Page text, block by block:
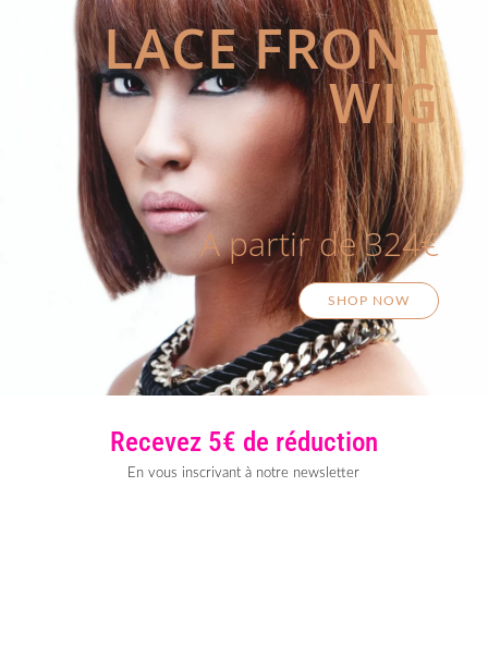
LACE FRONT
WIG
A partir de 324€
SHOP NOW
Recevez 5€ de réduction
En vous inscrivant à notre newsletter